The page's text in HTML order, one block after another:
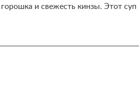
и свежесть кинзы. Этот суп